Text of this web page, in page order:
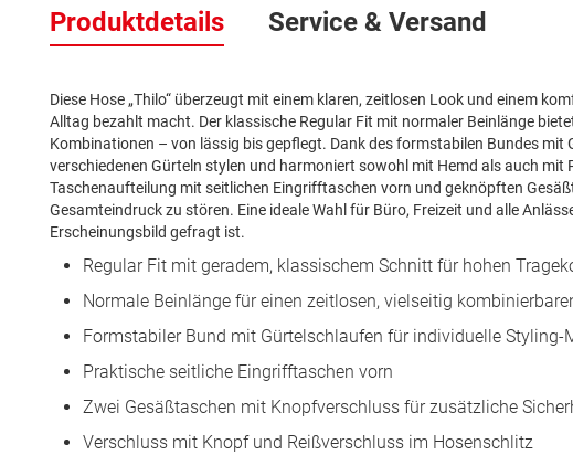
Bildergalerie
springen
Produktdetails
Diese Hose „Thilo“ überzeugt mit einem klaren, zeitlosen Look und einem
Alltag bezahlt macht. Der klassische Regular Fit mit normaler Beinlänge
Kombinationen – von lässig bis gepflegt. Dank des formstabilen Bundes
verschiedenen Gürteln stylen und harmoniert sowohl mit Hemd als auch mit
Taschenaufteilung mit seitlichen Eingrifftaschen vorn und geknöpften
Gesamteindruck zu stören. Eine ideale Wahl für Büro, Freizeit und alle
Erscheinungsbild gefragt ist.
Regular Fit mit geradem, klassischem Schnitt für hohen
Normale Beinlänge für einen zeitlosen, vielseitig
Formstabiler Bund mit Gürtelschlaufen für individuelle Styling-
Praktische seitliche Eingrifftaschen vorn
Zwei Gesäßtaschen mit Knopfverschluss für zusätzliche
Verschluss mit Knopf und Reißverschluss im Hosenschlitz
Service & Versand